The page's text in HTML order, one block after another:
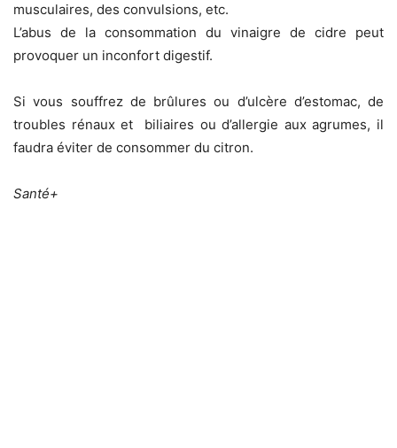
musculaires, des convulsions, etc.
L’abus de la consommation du vinaigre de cidre peut
provoquer un inconfort digestif.
Si vous souffrez de brûlures ou d’ulcère d’estomac, de
troubles rénaux et biliaires ou d’allergie aux agrumes, il
faudra éviter de consommer du citron.
Santé+